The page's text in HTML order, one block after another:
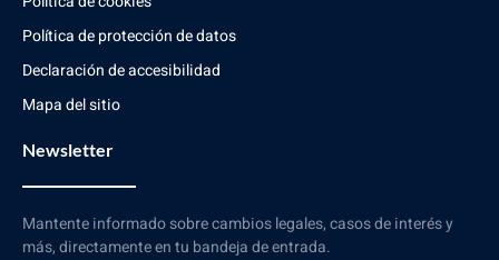
Política de protección de datos
Declaración de accesibilidad
Mapa del sitio
Newsletter
Mantente informado sobre cambios legales, casos de interés y
más, directamente en tu bandeja de entrada.